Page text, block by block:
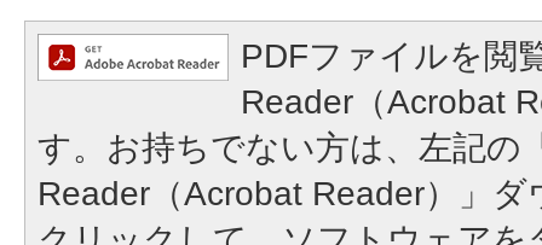
PDFファイルを閲
Reader（Acrobat
す。お持ちでない方は、左記の
Reader（Acrobat Reader）」